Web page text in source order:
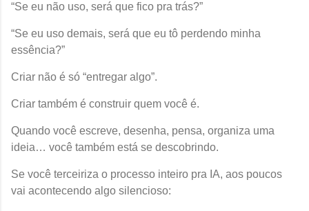
“Se eu não uso, será que fico pra trás?”
“Se eu uso demais, será que eu tô perdendo minha
essência?”
Criar não é só “entregar algo”.
Criar também é construir quem você é.
Quando você escreve, desenha, pensa, organiza uma
ideia… você também está se descobrindo.
Se você terceiriza o processo inteiro pra IA, aos poucos
vai acontecendo algo silencioso: